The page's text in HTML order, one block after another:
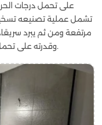
على تحمل درجات
تشمل عملية تصنيعه
مرتفعة ومن ثم يبرد
وقدرته على تحمل الظروف البيئية القاسية.